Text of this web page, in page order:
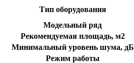
Тип оборудования
Модельный ряд
Рекомендуемая площадь, м2
Минимальный уровень шума, дБ
Режим работы